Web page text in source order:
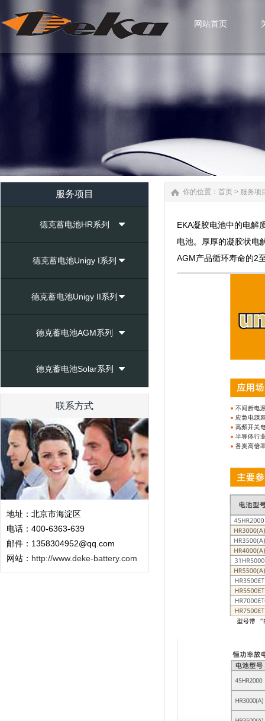
网站首页
服务项目
德克蓄电池HR系列
德克蓄电池Unigy I系列
德克蓄电池Unigy II系列
德克蓄电池AGM系列
德克蓄电池Solar系列
联系方式
地址：北京市海淀区
电话：400-6363-639
邮件：1358304952@qq.com
网站： http://www.deke-battery.com
你的位置： 首页 > 服务项
EKA凝胶电池中的电解
电池。厚厚的凝胶状电
AGM产品循环寿命的2